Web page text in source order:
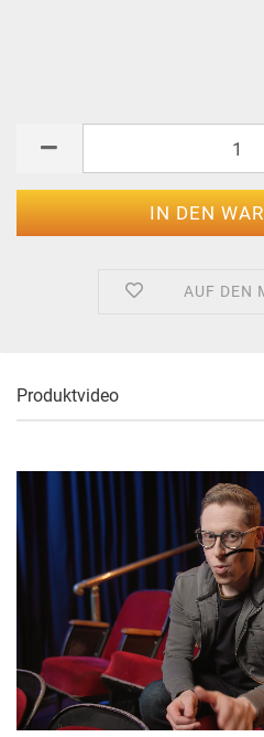
AUF DEN
Produktvideo